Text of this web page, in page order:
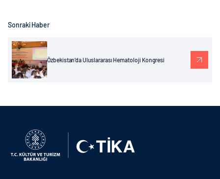
Sonraki Haber
Özbekistan’da Uluslararası Hematoloji Kongresi